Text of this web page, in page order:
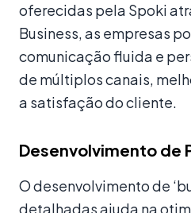
oferecidas pela Spoki
Business, as empresas
comunicação fluida e
de múltiplos canais,
a satisfação do cliente.
Desenvolvimento de
O desenvolvimento de
detalhadas ajuda na